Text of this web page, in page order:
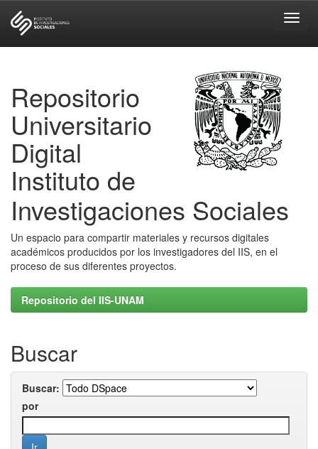
Repositorio
Universitario
Digital
Instituto de
Investigaciones Sociales
Un espacio para compartir materiales y recursos digitales
académicos producidos por los investigadores del IIS, en el
proceso de sus diferentes proyectos.
Repositorio del IIS-UNAM
Buscar
Buscar:
por